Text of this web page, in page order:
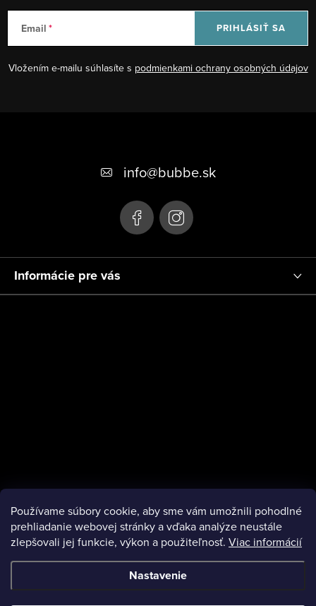
Používame súbory cookie, aby sme vám umožnili pohodlné
prehliadanie webovej stránky a vďaka analýze neustále
zlepšovali jej funkcie, výkon a použiteľnosť. Viac informácií
Nastavenie
Email
Vložením e-mailu súhlasíte s podmienkami ochrany osobných údajov
PRIHLÁSIŤ SA
e
info@bubbe.sk
Informácie pre vás
Instagram